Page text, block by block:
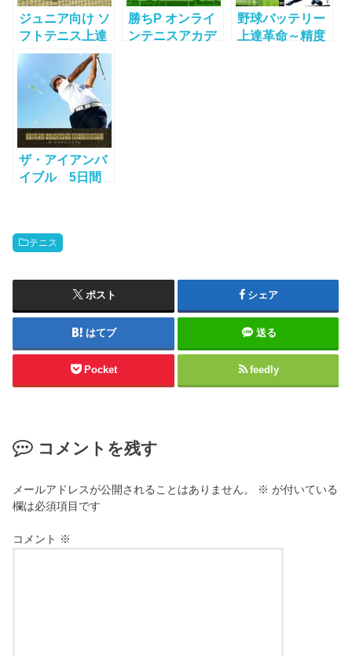
ジュニア向け ソ
フトテニス上達
DVD 軟式テニス
のレッスン教材
の評判が良い理
由を徹底分析！
勝ちP オンライ
ンテニスアカデ
野球バッテリー
上達革命～精度
ザ・アイアンバ
イブル 5日間
テニス
ポスト シェア
はてブ 送る
Pocket feedly
コメントを残す
メールアドレスが公開されることはありません。 ※ が付いている
欄は必須項目です
コメント ※